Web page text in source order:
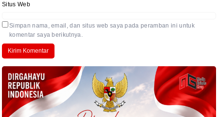
Situs Web
Simpan nama, email, dan situs web saya pada peramban ini untuk
komentar saya berikutnya.